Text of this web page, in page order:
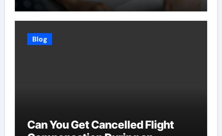
Blog
Can You Get Cancelled Flight